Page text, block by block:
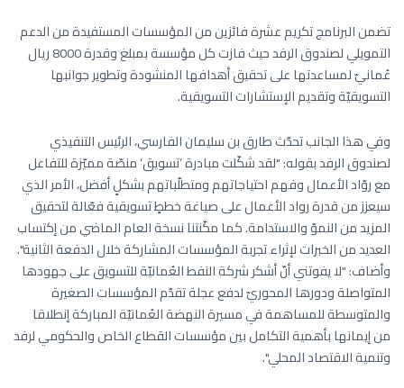
تضمن البرنامج تكريم عشرة فائزين من المؤسسات المستفيدة من الدعم
التمويلي لصندوق الرفد حيث فازت كل مؤسسة بمبلغ وقدرة 8000 ريال
عُمانيّ لمساعدتها على تحقيق أهدافها المنشودة وتطوير جوانبها
التسويقيّة وتقديم الإستشارات التسويقية.
وفي هذا الجانب تحدّث طارق بن سليمان الفارسي، الرئيس التنفيذي
لصندوق الرفد بقوله: "لقد شكّلت مبادرة ’تسويق‘ منصّة مميّزة للتفاعل
مع روّاد الأعمال وفهم احتياجاتهم ومتطلّباتهم بشكلٍ أفضل، الأمر الذي
سيعزز من قدرة رواد الأعمال على صياغة خططٍ تسويقية فعّالة لتحقيق
المزيد من النموّ والاستدامة. كما مكّنتنا نسخة العام الماضي من إكتساب
العديد من الخبرات لإثراء تجربة المؤسسات المشاركة خلال الدفعة الثانية".
وأضاف: "لا يفوتني أنّ أشكر شركة النفط العُمانيّة للتسويق على جهودها
المتواصلة ودورها المحوريّ لدفع عجلة تقدّم المؤسسات الصغيرة
والمتوسطة للمساهمة في مسيرة النهضة العُمانيّة المباركة إنطلاقا
من إيمانها بأهمية التكامل بين مؤسسات القطاع الخاص والحكومي لرفد
وتنمية الاقتصاد المحلي".